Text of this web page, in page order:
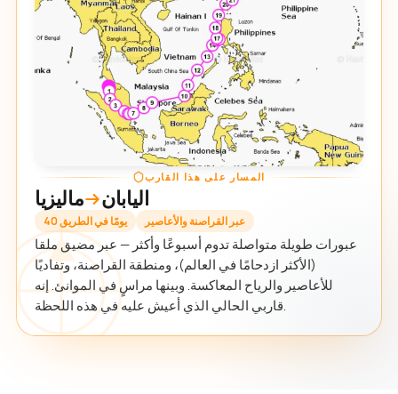
المسار على هذا القارب
ماليزيا اليابان
40 يومًا في الطريق عبر القراصنة والأعاصير
عبورات طويلة متواصلة تدوم أسبوعًا وأكثر — عبر مضيق ملقا
(الأكثر ازدحامًا في العالم)، ومنطقة القراصنة، وتفاديًا
للأعاصير والرياح المعاكسة. وبينها مراسٍ في الموانئ. إنه
قاربي الحالي الذي أعيش عليه في هذه اللحظة.